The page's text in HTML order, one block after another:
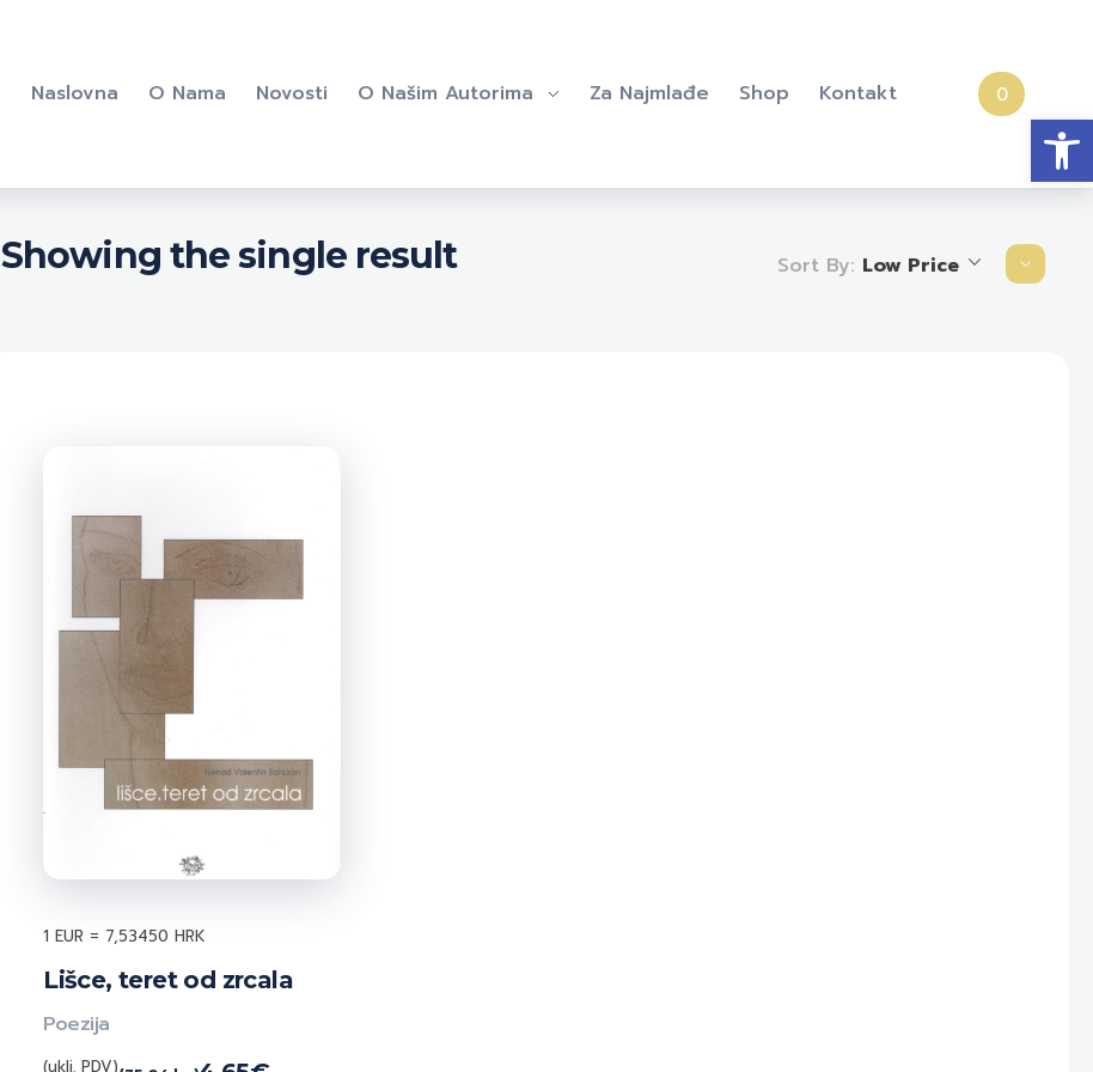
Naslovna O Nama Novosti O Našim Autorima Za Najmlađe Shop Kontakt 0
Showing the single result Sort By: Low Price
Lišce, teret od zrcala
(uklj. PDV)
Poezija
1 EUR = 7,53450 HRK